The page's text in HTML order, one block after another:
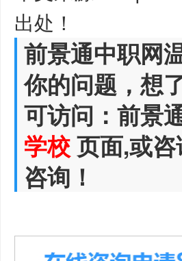
出处！
前景通中职网
你的问题，想
可访问：前景
学校页面,或
咨询！